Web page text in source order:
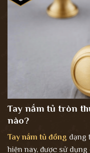
Tay nắm tủ tròn
nào?
Tay nắm tủ đồng dạng
hiện nay, được sử